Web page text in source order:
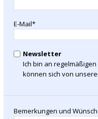
E-Mail*
Newsletter
Ich bin an
können sich von
Bemerkungen und